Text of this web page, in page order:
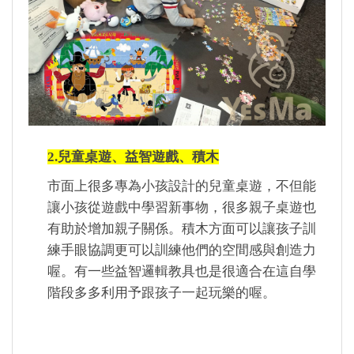
2.兒童桌遊、益智遊戲、積木
市面上很多專為小孩設計的兒童桌遊，不但能
讓小孩從遊戲中學習新事物，很多親子桌遊也
有助於增加親子關係。積木方面可以讓孩子訓
練手眼協調更可以訓練他們的空間感與創造力
喔。有一些益智邏輯教具也是很適合在這自學
階段多多利用予跟孩子一起玩樂的喔。